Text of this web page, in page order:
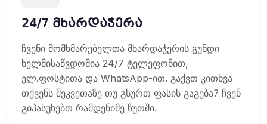
24/7 მხარდაჭერა
ჩვენი მომხმარებელთა მხარდაჭერის გუნდი
ხელმისაწვდომია 24/7 ტელეფონით,
ელ.ფოსტითა და WhatsApp-ით. გაქვთ კითხვა
თქვენს შეკვეთაზე თუ გსურთ ფასის გაგება? ჩვენ
გიპასუხებთ რამდენიმე წუთში.